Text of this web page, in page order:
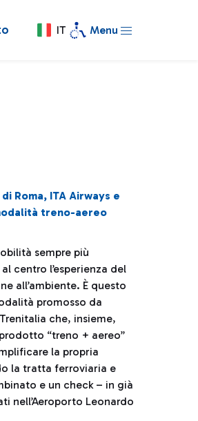
IT Menu
Roma, ITA Airways e
treno-aereo
sempre più
centro l’esperienza del
all’ambiente. È questo
promosso da
che, insieme,
“treno + aereo”
la propria
la tratta ferroviaria e
e un check – in già
nell’Aeroporto Leonardo